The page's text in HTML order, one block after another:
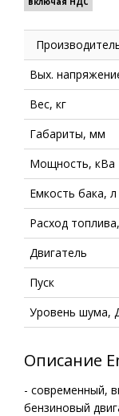
Вых.
Вес, кг
Габариты, мм
Мощность, кВа
Емкость бака, л
Расход
Двигатель
Пуск
Уровень шума,
Описание
- современный,
бензиновый